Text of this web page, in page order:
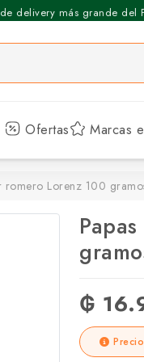
Express - Retirás en 30
Ofertas Marcas
romero Lorenz 100
₲